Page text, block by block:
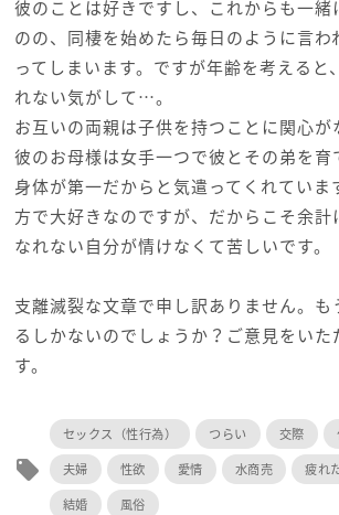
彼のことは好きですし、これからも一緒
のの、同棲を始めたら毎日のように言わ
ってしまいます。ですが年齢を考えると
れない気がして…。
お互いの両親は子供を持つことに関心が
彼のお母様は女手一つで彼とその弟を育
身体が第一だからと気遣ってくれていま
方で大好きなのですが、だからこそ余計
なれない自分が情けなくて苦しいです。
支離滅裂な文章で申し訳ありません。も
るしかないのでしょうか？ご意見をいた
す。
local_offer
セックス（性行為） つらい 交際
夫婦
性欲 愛情 水商売 疲れ
結婚
風俗